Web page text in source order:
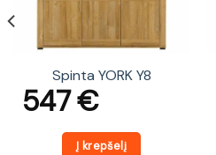
Spinta YORK Y8
547€
Į krepšelį